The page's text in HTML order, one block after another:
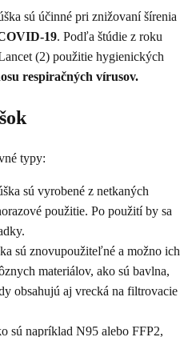
sú účinné pri znižovaní šírenia
19. Podľa štúdie z roku
(2) použitie hygienických
respiračných vírusov.
typy:
sú vyrobené z netkaných
použitie. Po použití by sa
sú znovupoužiteľné a možno ich
materiálov, ako sú bavlna,
obsahujú aj vrecká na filtrovacie
sú napríklad N95 alebo FFP2,